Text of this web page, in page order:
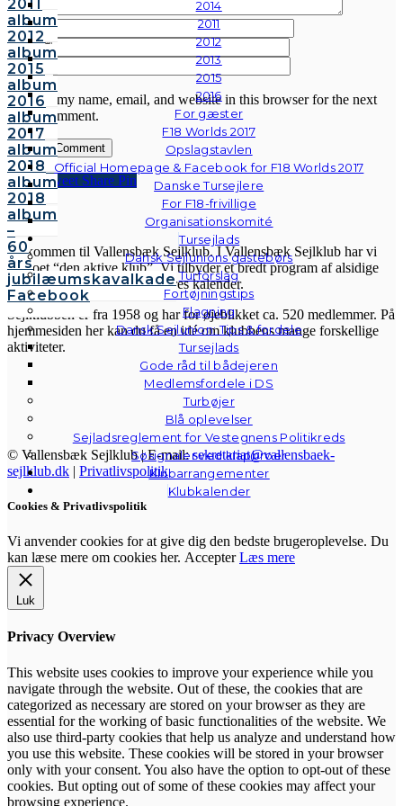
2014
2011
2012
2013
2015
2016
For gæster
F18 Worlds 2017
Opslagstavlen
Official Homepage & Facebook for F18 Worlds 2017
Danske Tursejlere
For F18-frivillige
Organisationskomité
Tursejlads
Dansk Sejlunions gastebørs
Turforslag
Fortøjningstips
Flagning
Dansk Sejlunion: Tips & fordele
Tursejlads
Gode råd til bådejeren
Medlemsfordele i DS
Turbøjer
Blå oplevelser
Sejladsreglement for Vestegnens Politikreds
Søsignaler ved klapbroer
Klubarrangementer
Klubkalender
2011
album
2012
album
2015
album
2016
album
2017
album
2018
album
2018
album
–
60
års
jubilæumskavalkade
Facebook
Name*
Email*
Website
Save my name, email, and website in this browser for the next
time I comment.
Share Tweet Share Pin
VSK
Velkommen til Vallensbæk Sejlklub. I Vallensbæk Sejlklub har vi
mottoet “den aktive klub”. Vi tilbyder et bredt program af alsidige
aktiviteter, som fremgår af vores kalender.
Sejlklubben er fra 1958 og har for øjeblikket ca. 520 medlemmer. På
hjemmesiden her kan du få en idé om klubbens mange forskellige
aktiviteter.
© Vallensbæk Sejlklub | E-mail:sekretariat@vallensbaek-
sejlklub.dk | Privatlivspolitik
Cookies & Privatlivspolitik
Vi anvender cookies for at give dig den bedste brugeroplevelse. Du
kan læse mere om cookies her. Accepter Læs mere
Luk
Privacy Overview
This website uses cookies to improve your experience while you
navigate through the website. Out of these, the cookies that are
categorized as necessary are stored on your browser as they are
essential for the working of basic functionalities of the website. We
also use third-party cookies that help us analyze and understand how
you use this website. These cookies will be stored in your browser
only with your consent. You also have the option to opt-out of these
cookies. But opting out of some of these cookies may affect your
browsing experience.